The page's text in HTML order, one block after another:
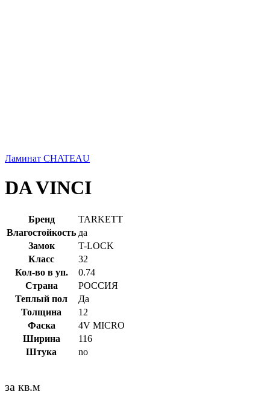
Ламинат CHATEAU
DA VINCI
Бренд
TARKETT
Влагостойкость да
Замок
T-LOCK
Класс
32
Кол-во в уп.
0.74
Страна
РОССИЯ
Теплый пол
Да
Толщина
12
Фаска
4V MICRO
Ширина
116
Штука
no
за кв.м